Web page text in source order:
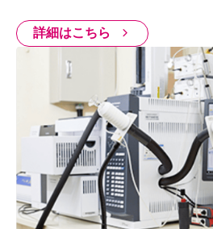
詳細はこちら